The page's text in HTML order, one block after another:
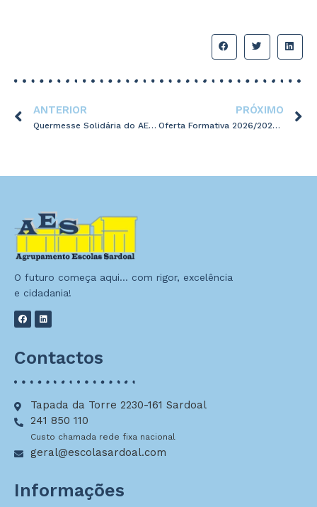
ANTERIOR
Quermesse Solidária do AES apoia Liga Portuguesa Contra o Cancro
PRÓXIMO
Oferta Formativa 2026/2027 AES
O futuro começa aqui… com rigor, excelência
e cidadania!
Contactos
Tapada da Torre 2230-161 Sardoal
241 850 110
Custo chamada rede fixa nacional
geral@escolasardoal.com
Informações